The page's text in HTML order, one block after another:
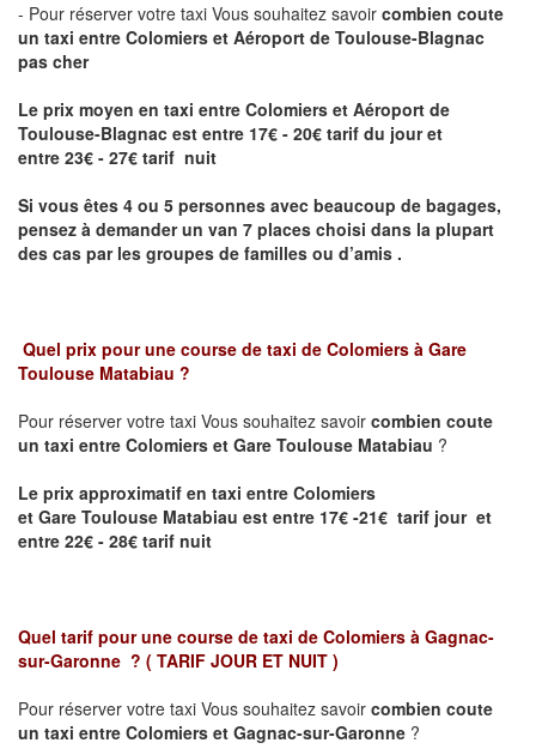
- Pour réserver votre taxi Vous souhaitez savoir combien coute
un taxi entre Colomiers et Aéroport de Toulouse-Blagnac
pas cher
Le prix moyen en taxi entre Colomiers et Aéroport de
Toulouse-Blagnac est entre 17€ - 20€ tarif du jour et
entre 23€ - 27€ tarif nuit
Si vous êtes 4 ou 5 personnes avec beaucoup de bagages,
pensez à demander un van 7 places choisi dans la plupart
des cas par les groupes de familles ou d’amis .
Quel prix pour une course de taxi de Colomiers à Gare
Toulouse Matabiau ?
Pour réserver votre taxi Vous souhaitez savoir combien coute
un taxi entre Colomiers et Gare Toulouse Matabiau ?
Le prix approximatif en taxi entre Colomiers
et Gare Toulouse Matabiau est entre 17€ -21€ tarif jour et
entre 22€ - 28€ tarif nuit
Quel tarif pour une course de taxi de Colomiers à Gagnac-
sur-Garonne ? ( TARIF JOUR ET NUIT )
Pour réserver votre taxi Vous souhaitez savoir combien coute
un taxi entre Colomiers et Gagnac-sur-Garonne ?